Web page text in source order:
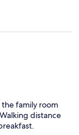
family room
distance